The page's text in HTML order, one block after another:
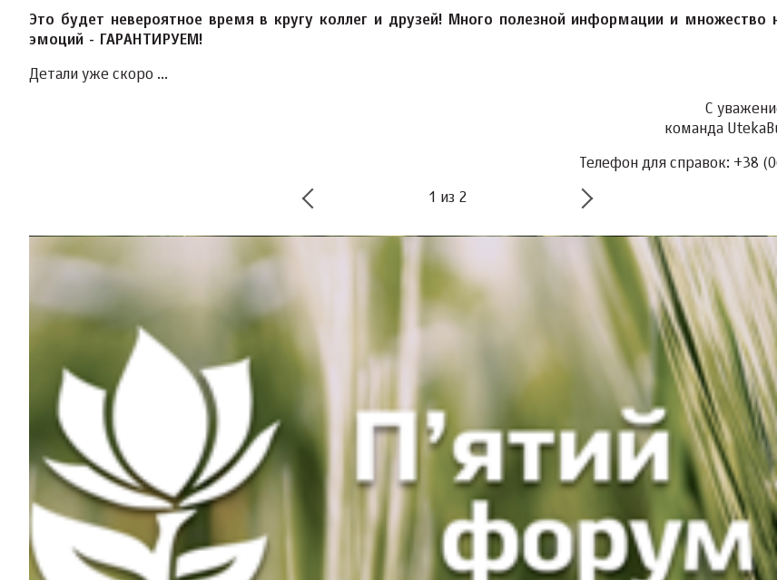
Это будет невероятное время в кругу коллег и друзей! Много полезной информации и множество
эмоций - ГАРАНТИРУЕМ!
Детали уже скоро ...
С
команда
Телефон для справок: +38
1 из 2